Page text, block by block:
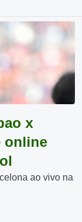
x
online
ao vivo na